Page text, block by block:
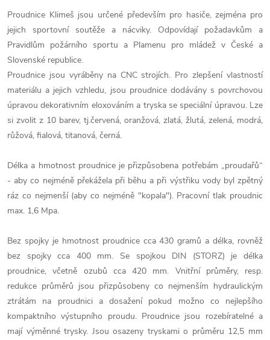
Proudnice Klimeš jsou určené především pro hasiče, zejména pro
jejich sportovní soutěže a nácviky. Odpovídají požadavkům a
Pravidlům požárního sportu a Plamenu pro mládež v České a
Slovenské republice.
Proudnice jsou vyráběny na CNC strojích. Pro zlepšení vlastností
materiálu a jejich vzhledu, jsou proudnice dodávány s povrchovou
úpravou dekorativním eloxováním a tryska se speciální úpravou. Lze
si zvolit z 10 barev, tj.červená, oranžová, zlatá, žlutá, zelená, modrá,
růžová, fialová, titanová, černá.
Délka a hmotnost proudnice je přizpůsobena potřebám „proudařů“
- aby co nejméně překážela při běhu a při výstřiku vody byl zpětný
ráz co nejmenší (aby co nejméně "kopala"). Pracovní tlak proudnic
max. 1,6 Mpa.
Bez spojky je hmotnost proudnice cca 430 gramů a délka, rovněž
bez spojky cca 400 mm. Se spojkou DIN (STORZ) je délka
proudnice, včetně ozubů cca 420 mm. Vnitřní průměry, resp.
redukce průměrů jsou přizpůsobeny co nejmenším hydraulickým
ztrátám na proudnici a dosažení pokud možno co nejlepšího
kompaktního výstupního proudu. Proudnice jsou rozebíratelné a
mají výměnné trysky. Jsou osazeny tryskami o průměru 12,5 mm